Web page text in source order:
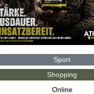
Sport
Shopping
Online